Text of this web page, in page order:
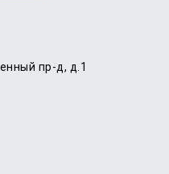
пр-д, д.1